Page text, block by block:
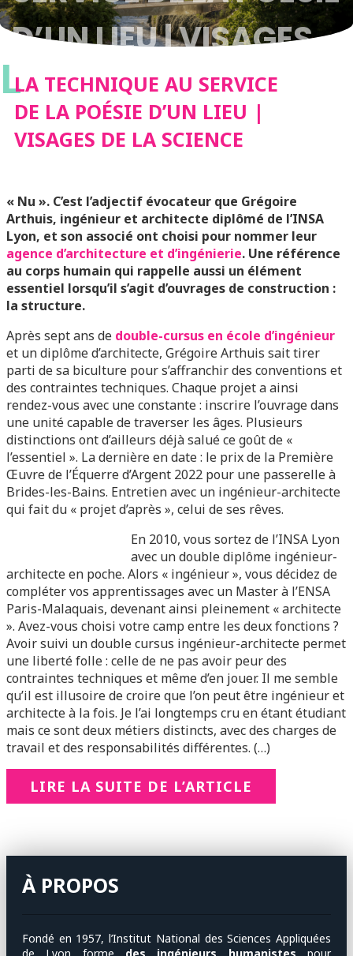
D’UN LIEU | VISAGES
DE LA SCIENCE
LLA TECHNIQUE AU SERVICE
DE LA POÉSIE D’UN LIEU |
VISAGES DE LA SCIENCE
« Nu ». C’est l’adjectif évocateur que Grégoire
Arthuis, ingénieur et architecte diplômé de l’INSA
Lyon, et son associé ont choisi pour nommer leur
agence d’architecture et d’ingénierie. Une référence
au corps humain qui rappelle aussi un élément
essentiel lorsqu’il s’agit d’ouvrages de construction :
la structure.
Après sept ans de double-cursus en école d’ingénieur
et un diplôme d’architecte, Grégoire Arthuis sait tirer
parti de sa biculture pour s’affranchir des conventions et
des contraintes techniques. Chaque projet a ainsi
rendez-vous avec une constante : inscrire l’ouvrage dans
une unité capable de traverser les âges. Plusieurs
distinctions ont d’ailleurs déjà salué ce goût de «
l’essentiel ». La dernière en date : le prix de la Première
Œuvre de l’Équerre d’Argent 2022 pour une passerelle à
Brides-les-Bains. Entretien avec un ingénieur-architecte
qui fait du « projet d’après », celui de ses rêves.
En 2010, vous sortez de l’INSA Lyon
avec un double diplôme ingénieur-
architecte en poche. Alors « ingénieur », vous décidez de
compléter vos apprentissages avec un Master à l’ENSA
Paris-Malaquais, devenant ainsi pleinement « architecte
». Avez-vous choisi votre camp entre les deux fonctions ?
Avoir suivi un double cursus ingénieur-architecte permet
une liberté folle : celle de ne pas avoir peur des
contraintes techniques et même d’en jouer. Il me semble
qu’il est illusoire de croire que l’on peut être ingénieur et
architecte à la fois. Je l’ai longtemps cru en étant étudiant
mais ce sont deux métiers distincts, avec des charges de
travail et des responsabilités différentes. (…)
LIRE LA SUITE DE L’ARTICLE
À PROPOS
Fondé en 1957, l’Institut National des Sciences Appliquées